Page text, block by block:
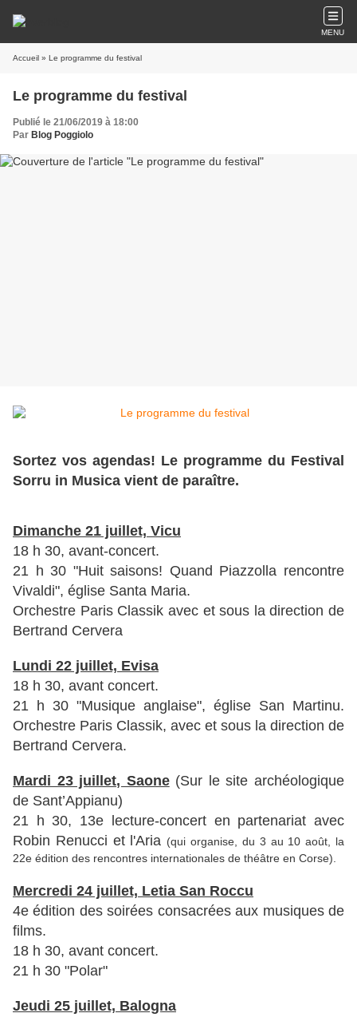
MENU
Accueil » Le programme du festival
Le programme du festival
Publié le 21/06/2019 à 18:00
Par Blog Poggiolo
Sortez vos agendas! Le programme du Festival
Sorru in Musica vient de paraître.
Dimanche 21 juillet, Vicu
18 h 30, avant-concert.
21 h 30 "Huit saisons! Quand Piazzolla rencontre
Vivaldi", église Santa Maria.
Orchestre Paris Classik avec et sous la direction de
Bertrand Cervera
Lundi 22 juillet, Evisa
18 h 30, avant concert.
21 h 30 "Musique anglaise", église San Martinu.
Orchestre Paris Classik, avec et sous la direction de
Bertrand Cervera.
Mardi 23 juillet, Saone (Sur le site archéologique
de Sant’Appianu)
21 h 30, 13e lecture-concert en partenariat avec
Robin Renucci et l'Aria (qui organise, du 3 au 10 août, la
22e édition des rencontres internationales de théâtre en Corse).
Mercredi 24 juillet, Letia San Roccu
4e édition des soirées consacrées aux musiques de
films.
18 h 30, avant concert.
21 h 30 "Polar"
Jeudi 25 juillet, Balogna